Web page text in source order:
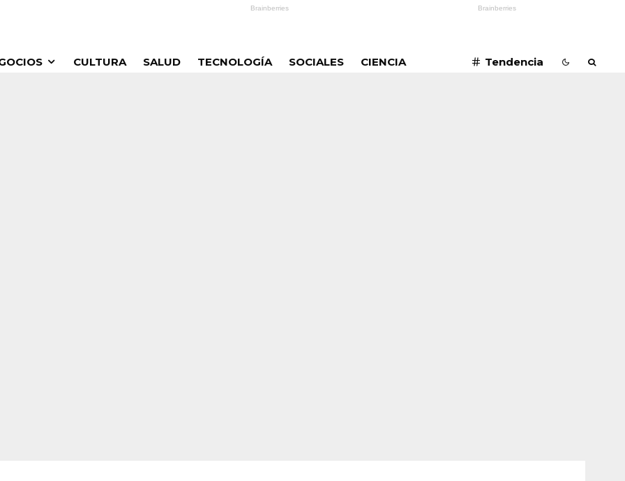
CULTURA SALUD TECNOLOGÍA SOCIALES CIENCIA Tendencia